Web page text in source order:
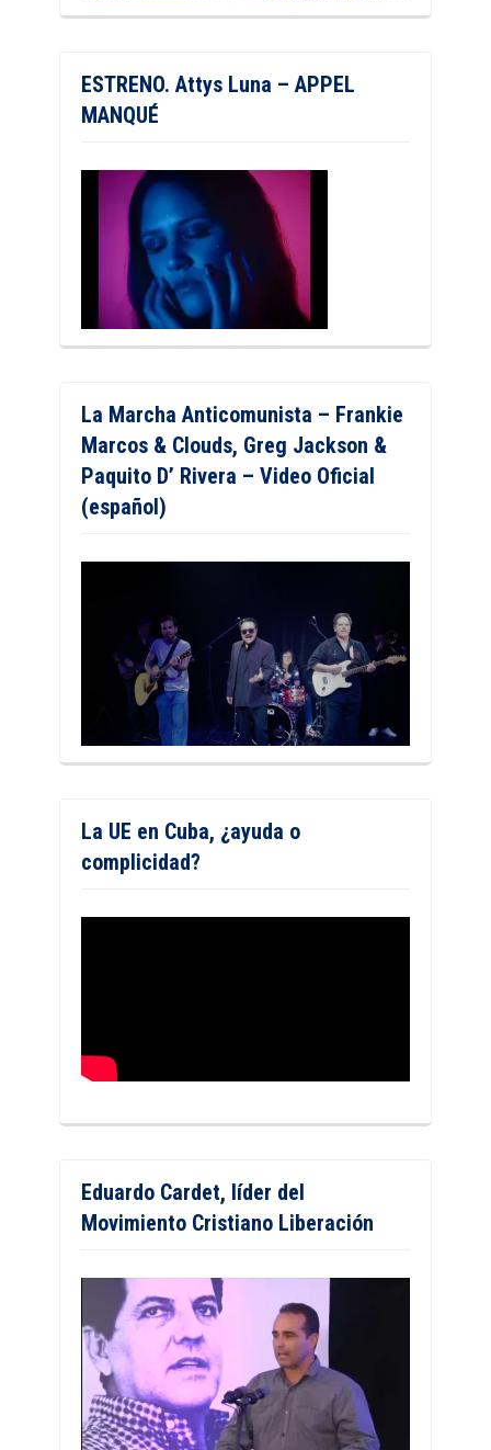
ESTRENO. Attys Luna – APPEL
MANQUÉ
La Marcha Anticomunista – Frankie
Marcos & Clouds, Greg Jackson &
Paquito D’ Rivera – Video Oficial
(español)
La UE en Cuba, ¿ayuda o
complicidad?
Eduardo Cardet, líder del
Movimiento Cristiano Liberación